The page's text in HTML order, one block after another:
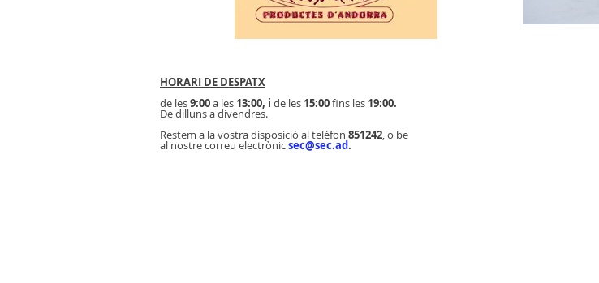
HORARI DE DESPATX
de les9:00a les 13:00, i de les 15:00fins les 19:00.
De dilluns a divendres.
Restem a la vostra disposició al telèfon 851242, o be
al nostre correu electrònicsec@sec.ad.